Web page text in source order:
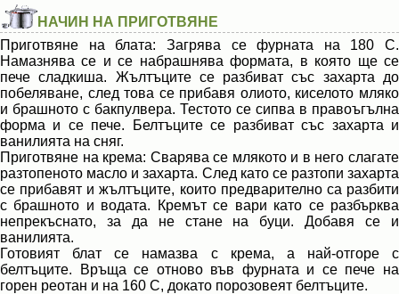
НАЧИН НА ПРИГОТВЯНЕ
Приготвяне на блата: Загрява се фурната на 180 С.
Намазнява се и се набрашнява формата, в която ще се
пече сладкиша. Жълтъците се разбиват със захарта до
побеляване, след това се прибавя олиото, киселото мляко
и брашното с бакпулвера. Тестото се сипва в правоъгълна
форма и се пече. Белтъците се разбиват със захарта и
ванилията на сняг.
Приготвяне на крема: Сварява се млякото и в него слагате
разтопеното масло и захарта. След като се разтопи захарта
се прибавят и жълтъците, които предварително са разбити
с брашното и водата. Кремът се вари като се разбърква
непрекъснато, за да не стане на буци. Добавя се и
ванилията.
Готовият блат се намазва с крема, а най-отгоре с
белтъците. Връща се отново във фурната и се пече на
горен реотан и на 160 С, докато порозовеят белтъците.